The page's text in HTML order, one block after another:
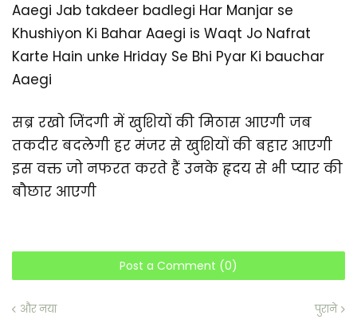
Aaegi Jab takdeer badlegi Har Manjar se
Khushiyon Ki Bahar Aaegi is Waqt Jo Nafrat
Karte Hain unke Hriday Se Bhi Pyar Ki bauchar
Aaegi
सब्र रखो जिंदगी में खुशियों की मिठास आएगी जब
तकदीर बदलेगी हर मंजर से खुशियों की बहार आएगी
इस वक्त जो नफरत करते हैं उनके हृदय से भी प्यार की
बौछार आएगी
Post a Comment (0)
और नया पुराने